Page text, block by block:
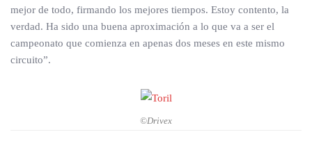
mejor de todo, firmando los mejores tiempos. Estoy contento, la
verdad. Ha sido una buena aproximación a lo que va a ser el
campeonato que comienza en apenas dos meses en este mismo
circuito”.
©Drivex